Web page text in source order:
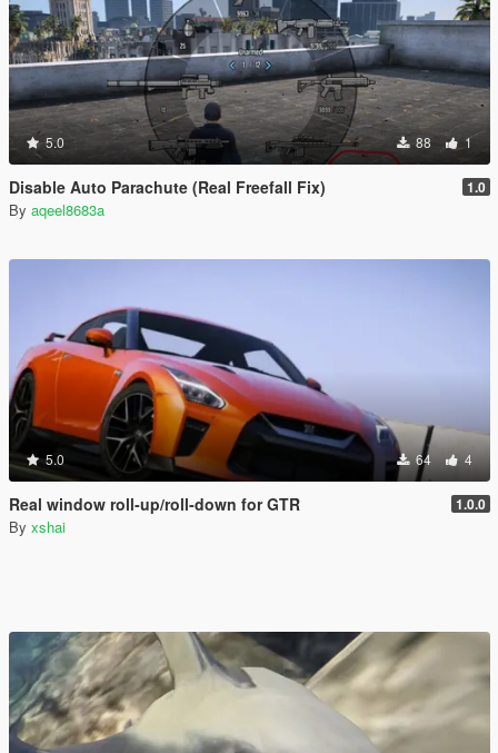
5.0 88 1
Disable Auto Parachute (Real Freefall Fix) 1.0
By aqeel8683a
5.0 64 4
Real window roll‑up/roll‑down for GTR 1.0.0
By xshai